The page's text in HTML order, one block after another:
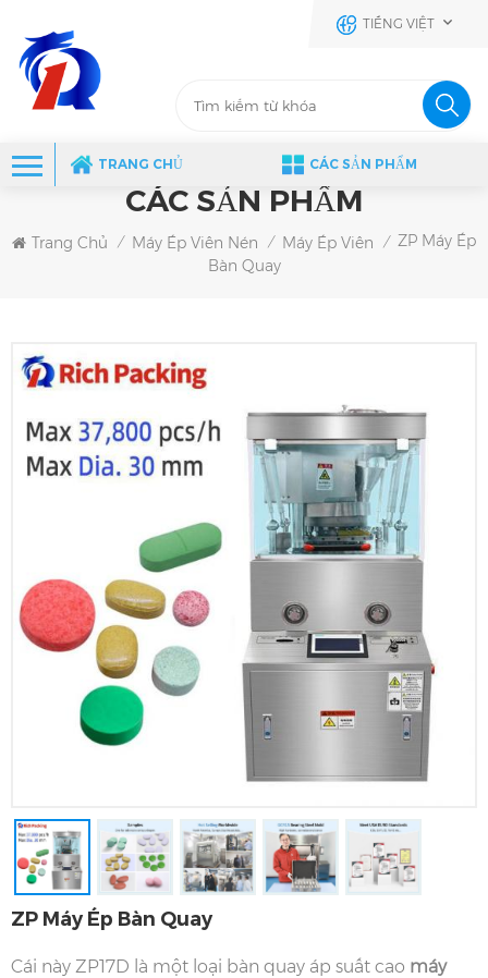
TIẾNG VIỆT
TRANG CHỦ CÁC SẢN PHẨM
CÁC SẢN PHẨM
Trang Chủ / Máy Ép Viên Nén / Máy Ép Viên / ZP Máy Ép
Bàn Quay
ZP Máy Ép Bàn Quay
Cái này ZP17D là một loại bàn quay áp suất cao máy